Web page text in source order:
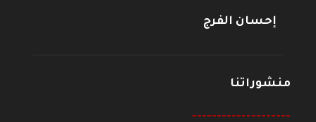
إحسان الفرج
منشوراتنا
--------------------